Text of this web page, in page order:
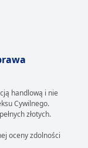
handlową i nie
Cywilnego.
złotych.
oceny zdolności